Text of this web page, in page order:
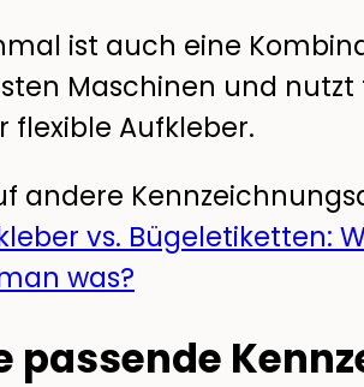
ist auch eine
Maschinen und
flexible Aufkleber.
andere
vs. Bügeletiketten:
was?
passende